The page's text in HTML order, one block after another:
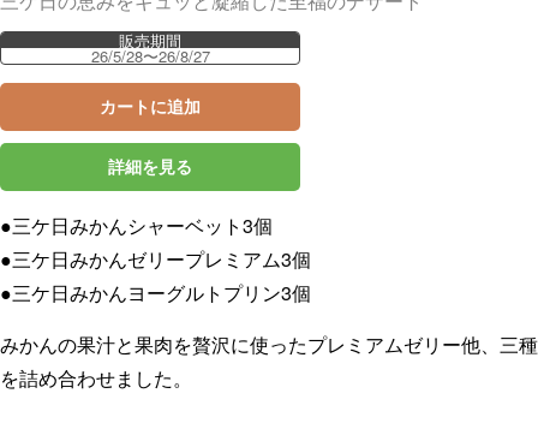
販売期間
26/5/28〜26/8/27
カートに追加
詳細を見る
●三ケ日みかんシャーベット3個
●三ケ日みかんゼリープレミアム3個
●三ケ日みかんヨーグルトプリン3個
みかんの果汁と果肉を贅沢に使ったプレミアムゼリー他、三種
を詰め合わせました。